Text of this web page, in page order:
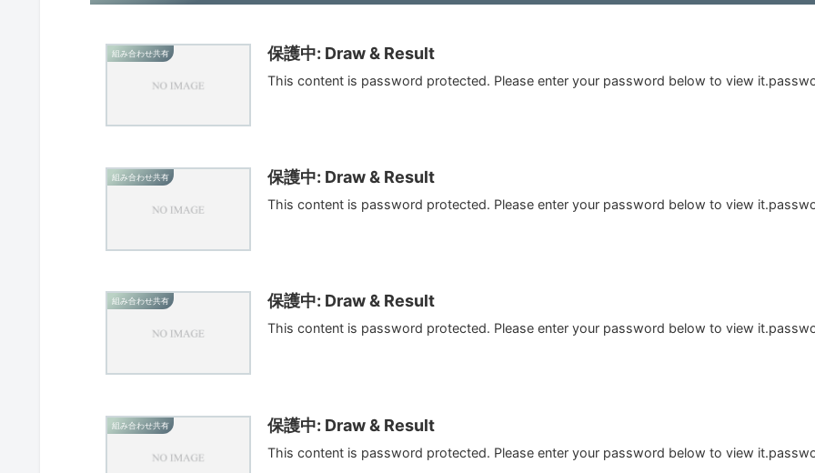
組み合わせ共有 保護中: Draw & Result
This content is password protected. Please enter your password below to view
組み合わせ共有 保護中: Draw & Result
This content is password protected. Please enter your password below to view
組み合わせ共有 保護中: Draw & Result
This content is password protected. Please enter your password below to view
組み合わせ共有 保護中: Draw & Result
This content is password protected. Please enter your password below to view